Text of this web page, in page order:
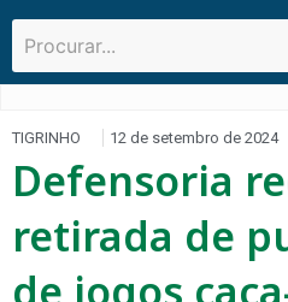
TIGRINHO 12 de setembro de 2024
Defensoria
retirada de